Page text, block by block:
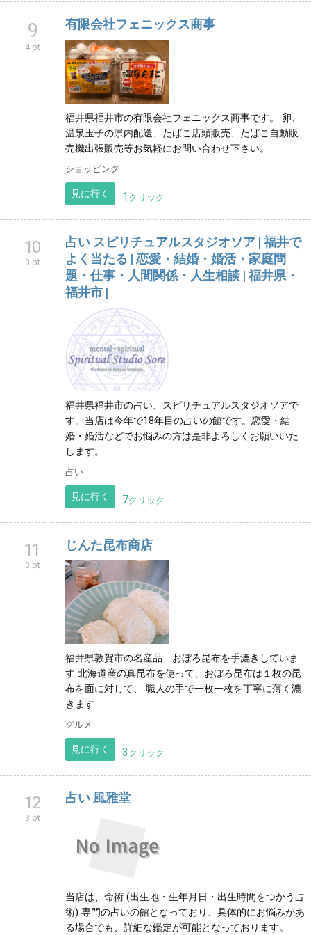
9
4 pt
有限会社フェニックス商事
福井県福井市の有限会社フェニックス商事です。 卵、
温泉玉子の県内配送、たばこ店頭販売、たばこ自動販
売機出張販売等お気軽にお問い合わせ下さい。
ショッピング
見に行く 1 クリック
10
3 pt
占い スピリチュアルスタジオソア | 福井で
よく当たる | 恋愛・結婚・婚活・家庭問
題・仕事・人間関係・人生相談 | 福井県・
福井市 |
福井県福井市の占い、スピリチュアルスタジオソアで
す。当店は今年で18年目の占いの館です。恋愛・結
婚・婚活などでお悩みの方は是非よろしくお願いいた
します。
占い
見に行く 7クリック
11
3 pt
じんた昆布商店
福井県敦賀市の名産品 おぼろ昆布を手漉きしていま
す 北海道産の真昆布を使って、おぼろ昆布は１枚の昆
布を面に対して、 職人の手で一枚一枚を丁寧に薄く漉
きます
グルメ
見に行く 3 クリック
12
3 pt
占い 風雅堂
当店は、命術 (出生地・生年月日・出生時間をつかう占
術) 専門の占いの館となっており、具体的にお悩みがあ
る場合でも、詳細な鑑定が可能となっております。